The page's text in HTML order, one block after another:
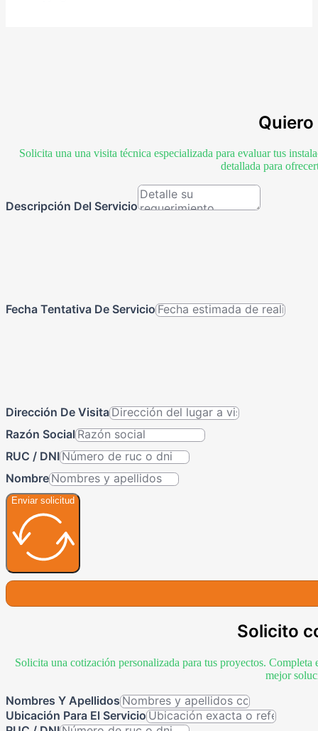
Solicita una una visita técnica especializada para evaluar tus
detallada para
Descripción Del Servicio
Fecha Tentativa De Servicio
Dirección De Visita
Razón Social
RUC / DNI
Nombre
Enviar solicitud
Solicito
Solicita una cotización personalizada para tus proyectos.
mejor
Nombres Y Apellidos
Ubicación Para El Servicio